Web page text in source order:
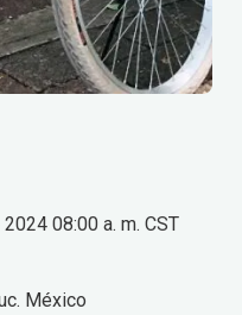
08:00 a. m. CST
México